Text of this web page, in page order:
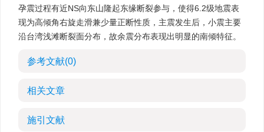
孕震过程有近NS向东山隆起东缘断裂参与，使得6.2级地震表
现为高倾角右旋走滑兼少量正断性质，主震发生后，小震主要
沿台湾浅滩断裂面分布，故余震分布表现出明显的南倾特征。
参考文献(0)
相关文章
施引文献